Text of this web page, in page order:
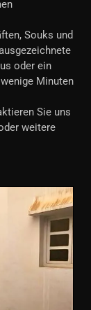
Souks und
oder ein
Minuten
Sie uns
weitere